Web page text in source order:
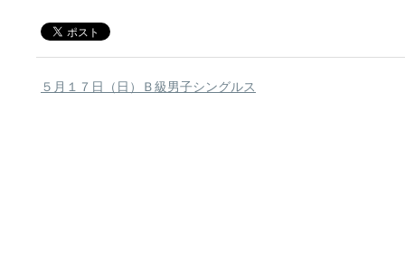
５月１７日（日）Ｂ級男子シングルス